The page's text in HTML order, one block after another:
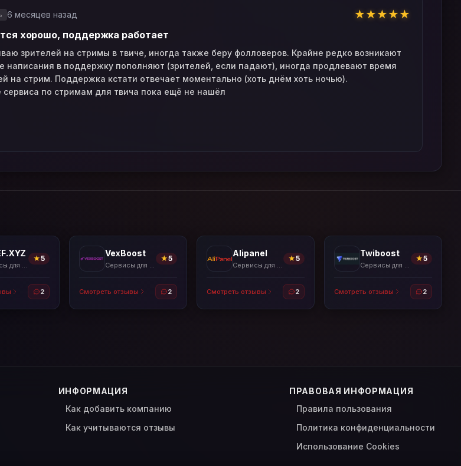
6 месяцев назад ★★★★★
хорошо, поддержка работает
зрителей на стримы в твиче, иногда также беру фолловеров. Крайне редко возникают
написания в поддержку пополняют (зрителей, если падают), иногда продлевают время
на стрим. Поддержка кстати отвечает моментально (хоть днём хоть ночью).
по стримам для твича пока ещё не нашёл
Сервисы для накрутки
★5
2
VexBoost
Сервисы для накрутки
★5
Смотреть отзывы 2
Alipanel
Сервисы для накрутки
★5
Смотреть отзывы 2
Twiboost
Сервисы для накрутки
★5
Смотреть отзывы 2
ИНФОРМАЦИЯ
Как добавить компанию
Как учитываются отзывы
ПРАВОВАЯ ИНФОРМАЦИЯ
Правила пользования
Политика конфиденциальности
Использование Cookies